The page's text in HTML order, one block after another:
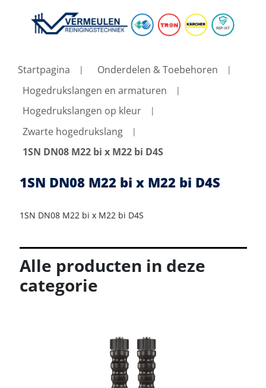
Startpagina
Onderdelen & Toebehoren
Hogedrukslangen en armaturen
Hogedrukslangen op kleur
Zwarte hogedrukslang
1SN DN08 M22 bi x M22 bi D4S
1SN DN08 M22 bi x M22 bi D4S
1SN DN08 M22 bi x M22 bi D4S
Alle producten in deze
categorie